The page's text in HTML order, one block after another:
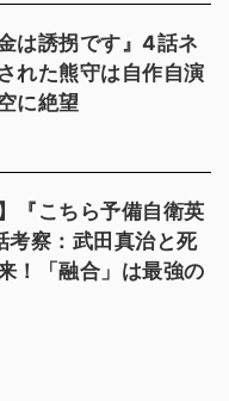
は誘拐です』4話ネ
れた熊守は自作自演
に絶望
『こちら予備自衛英
考察：武田真治と死
！「融合」は最強の